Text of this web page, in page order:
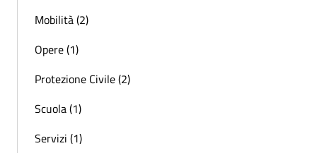
Mobilità (2)
Opere (1)
Protezione Civile (2)
Scuola (1)
Servizi (1)